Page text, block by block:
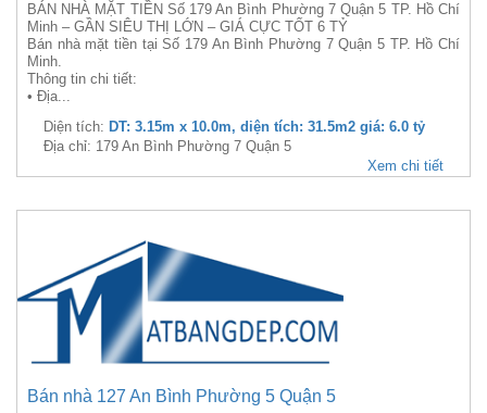
BÁN NHÀ MẶT TIỀN Số 179 An Bình Phường 7 Quận 5 TP. Hồ Chí
Minh – GẦN SIÊU THỊ LỚN – GIÁ CỰC TỐT 6 TỶ
Bán nhà mặt tiền tại Số 179 An Bình Phường 7 Quận 5 TP. Hồ Chí
Minh.
Thông tin chi tiết:
• Địa...
Diện tích: DT: 3.15m x 10.0m, diện tích: 31.5m2 giá: 6.0 tỷ
Địa chỉ: 179 An Bình Phường 7 Quận 5
Xem chi tiết
Bán nhà 127 An Bình Phường 5 Quận 5